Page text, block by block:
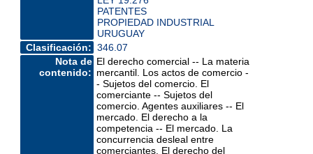
PATENTES
PROPIEDAD INDUSTRIAL
URUGUAY
Clasificación: 346.07
Nota de
contenido:
El derecho comercial -- La materia
mercantil. Los actos de comercio -
- Sujetos del comercio. El
comerciante -- Sujetos del
comercio. Agentes auxiliares -- El
mercado. El derecho a la
competencia -- El mercado. La
concurrencia desleal entre
comerciantes. El derecho del